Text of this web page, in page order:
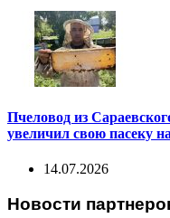
Пчеловод из
увеличил свою пасеку
14.07.2026
Новости